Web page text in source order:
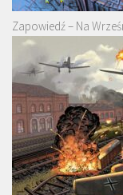
Zapowiedź – Na